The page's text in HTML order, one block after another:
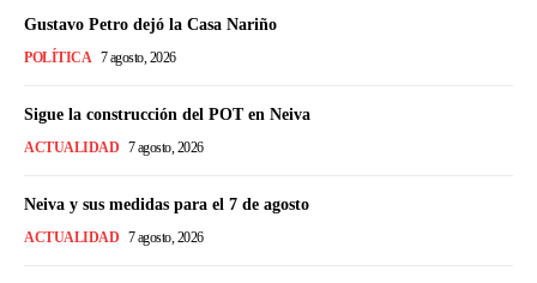
Gustavo Petro dejó la Casa Nariño
POLÍTICA 7 agosto, 2026
Sigue la construcción del POT en Neiva
ACTUALIDAD 7 agosto, 2026
Neiva y sus medidas para el 7 de agosto
ACTUALIDAD 7 agosto, 2026